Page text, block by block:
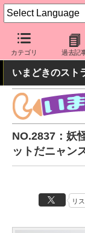
カテゴリ 過去記
ケータイ Watch 周
いまどきのスト
NO.2837：妖
ットだニャン
リ